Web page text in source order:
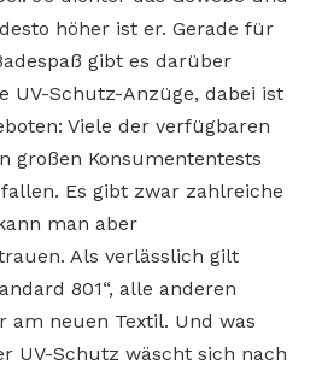
höher ist er. Gerade für
gibt es darüber
UV-Schutz-Anzüge, dabei ist
Viele der verfügbaren
großen Konsumententests
Es gibt zwar zahlreiche
man aber
Als verlässlich gilt
801“, alle anderen
neuen Textil. Und was
UV-Schutz wäscht sich nach